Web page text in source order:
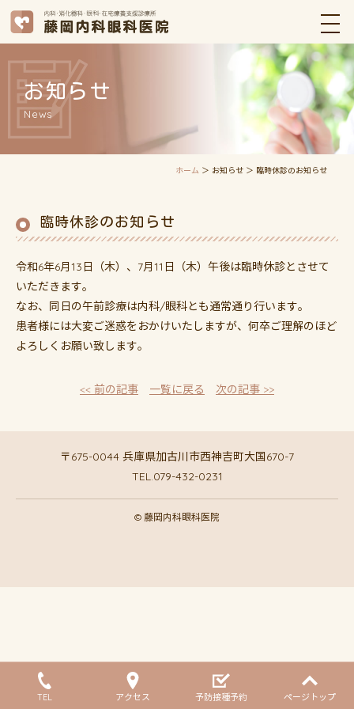
お知らせ
News
ホーム ＞ お知らせ ＞ 臨時休診のお知らせ
臨時休診のお知らせ
令和6年6月13日（木）、7月11日（木）午後は臨時休診とさせて
いただきます。
なお、同日の午前診療は内科/眼科とも通常通り行います。
患者様には大変ご迷惑をおかけいたしますが、何卒ご理解のほど
よろしくお願い致します。
<< 前の記事 一覧に戻る 次の記事 >>
TEL アクセス 予防接種予約 ページトップ
〒675-0044 兵庫県加古川市西神吉町大国670-7
TEL.079-432-0231
© 藤岡内科眼科医院